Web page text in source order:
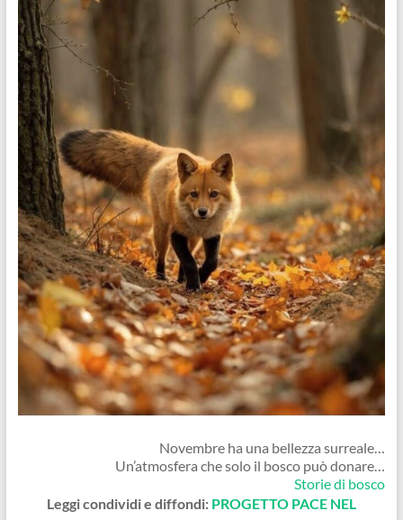
Novembre ha una bellezza surreale…
Un’atmosfera che solo il bosco può donare…
Storie di bosco
Leggi condividi e diffondi: PROGETTO PACE NEL